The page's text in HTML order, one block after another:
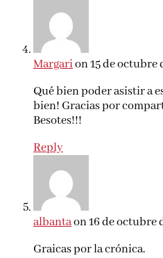
Margarion 15 de octubre
Qué bien poder asistir a
bien! Gracias por
Besotes!!!
Reply
albantaon 16 de octubre
Graicas por la crónica.